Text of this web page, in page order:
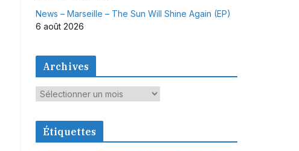
News – Marseille – The Sun Will Shine Again (EP)
6 août 2026
Archives
A
c
Étiquettes